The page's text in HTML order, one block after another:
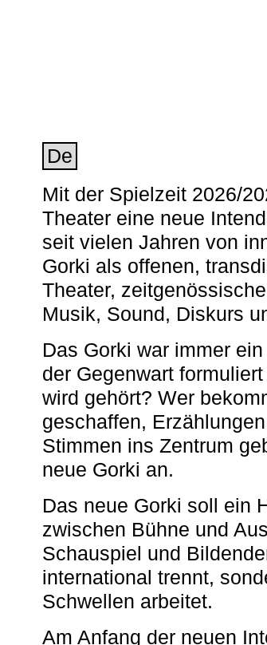
De
Mit der Spielzeit 2026/
Theater eine neue
seit vielen Jahren von
Gorki als offenen,
Theater,
Musik, Sound, Diskurs
Das Gorki war immer
der Gegenwart
wird gehört? Wer
geschaffen,
Stimmen ins Zentrum
neue Gorki an.
Das neue Gorki soll ein
zwischen Bühne und
Schauspiel und
international trennt,
Schwellen arbeitet.
Am Anfang der neuen